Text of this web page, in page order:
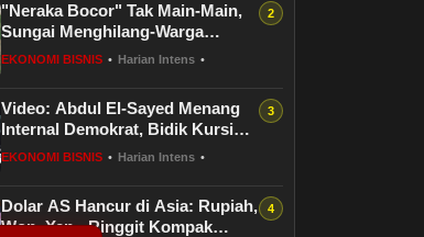
"Neraka Bocor" Tak Main-Main,
Sungai Menghilang-Warga
Ketakutan
EKONOMI BISNIS • Harian Intens •
Video: Abdul El-Sayed Menang
Internal Demokrat, Bidik Kursi
Senat AS
EKONOMI BISNIS • Harian Intens •
Dolar AS Hancur di Asia: Rupiah,
Won, Yen - Ringgit Kompak